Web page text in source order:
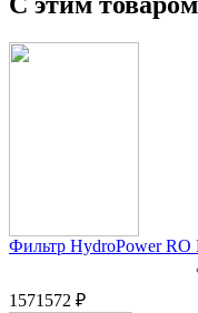
Фильтр HydroPower RO
1571572 ₽